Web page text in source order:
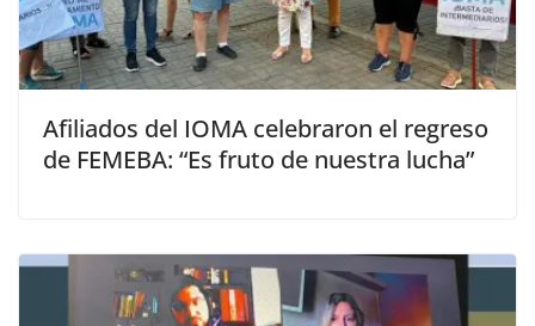
Afiliados del IOMA celebraron el regreso
de FEMEBA: “Es fruto de nuestra lucha”